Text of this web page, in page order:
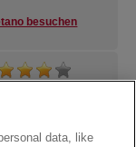
besuchen
besuchen
data, like